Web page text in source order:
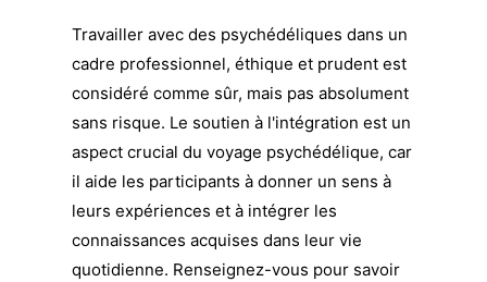
Travailler avec des psychédéliques dans un
cadre professionnel, éthique et prudent est
considéré comme sûr, mais pas absolument
sans risque. Le soutien à l'intégration est un
aspect crucial du voyage psychédélique, car
il aide les participants à donner un sens à
leurs expériences et à intégrer les
connaissances acquises dans leur vie
quotidienne. Renseignez-vous pour savoir